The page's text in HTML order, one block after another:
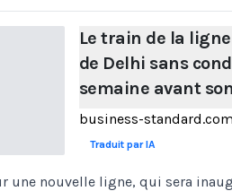
Le train de la
de Delhi sans
semaine avant
business-
Traduit par IA
une nouvelle ligne, qui sera